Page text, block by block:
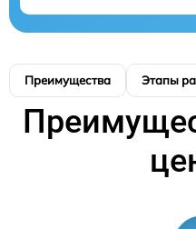
Преимущества Этапы